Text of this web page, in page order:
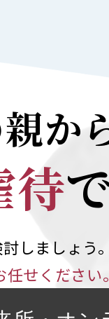
か
待
しましょう。
せください。